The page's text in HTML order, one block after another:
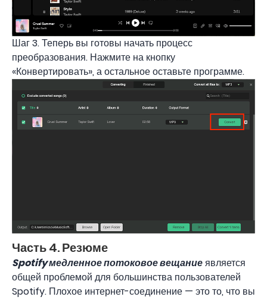
Шаг 3. Теперь вы готовы начать процесс
преобразования. Нажмите на кнопку
«Конвертировать», а остальное оставьте программе.
Часть 4. Резюме
Spotify медленное потоковое вещаниеявляется
общей проблемой для большинства пользователей
Spotify. Плохое интернет-соединение — это то, что вы